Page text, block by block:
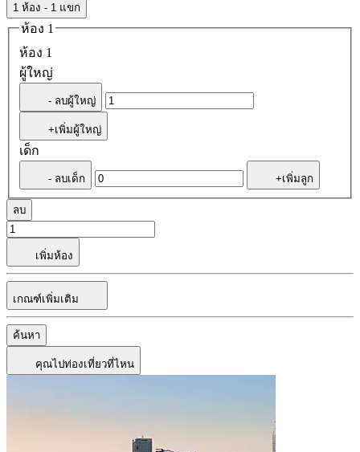
1 ห้อง - 1 แขก
ห้อง 1
ห้อง 1
ผู้ใหญ่
- ลบผู้ใหญ่
+เพิ่มผู้ใหญ่
เด็ก
- ลบเด็ก +เพิ่มลูก
ลบ
เพิ่มห้อง
เกณฑ์เพิ่มเติม
ค้นหา
คุณไปท่องเที่ยวที่ไหน